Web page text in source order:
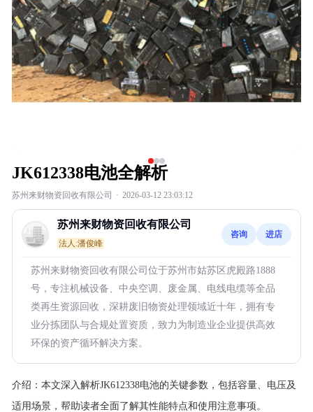
JK612338电池全解析
苏州来财物资回收有限公司 · 2026-03-12 23:03:12
苏州来财物资回收有限公司
法人:潘俊峰
咨询 进店
苏州来财物资回收有限公司位于苏州市姑苏区虎殿路1888
号，专注机械设备、中央空调、废金属、电线电缆等全品
类再生资源回收，深耕废旧物资处理领域近十年，拥有专
业分拣团队与合规处置资质，致力为制造业企业提供高效
环保的资产循环解决方案。
介绍： 本文深入解析JK612338电池的关键参数，包括容量、电压及
适用场景，帮助读者全面了解其性能特点和使用注意事项。